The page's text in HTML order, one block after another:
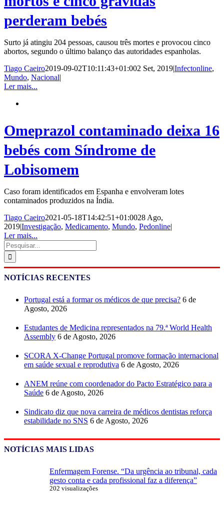
perderam bebés
Surto já atingiu 204 pessoas, causou três mortes e provocou cinco
abortos, segundo o último balanço das autoridades espanholas.
Tiago Caeiro2019-09-02T10:11:43+01:002 Set, 2019|Infectonline,
Mundo, Nacional|
Ler mais...
Omeprazol contaminado deixa 16
bebés com Síndrome de
Lobisomem
Caso foram identificados em Espanha e envolveram lotes
contaminados produzidos na Índia.
Tiago Caeiro2021-05-18T14:42:51+01:0028 Ago,
2019|Investigação, Medicamento, Mundo, Pedonline|
Ler mais...
Pesquisar
NOTÍCIAS RECENTES
Portugal está a formar os médicos de que precisa? 6 de
Agosto, 2026
Estudantes de Medicina representados na 79.ª World Health
Assembly 6 de Agosto, 2026
SCORA X-Change Portugal promove formação internacional
em saúde sexual e reprodutiva 6 de Agosto, 2026
ANEM reúne com coordenador do Pacto Estratégico para a
Saúde 6 de Agosto, 2026
Sindicato diz que nova carreira de médicos dentistas reforça
estabilidade no SNS 6 de Agosto, 2026
NOTÍCIAS MAIS LIDAS
Enfermagem Forense. “Da urgência ao tribunal, cada
gesto conta e cada profissional faz a diferença”
202 visualizações